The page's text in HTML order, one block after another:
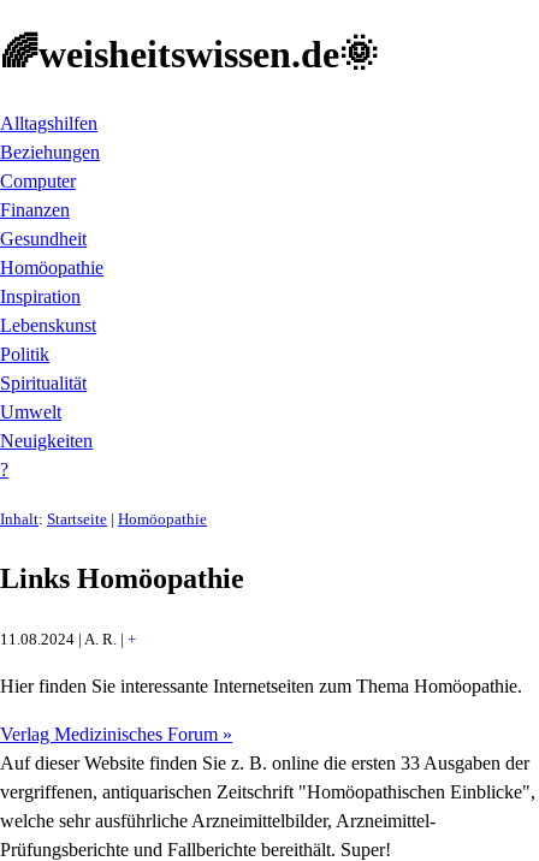
🌈weisheitswissen.de🌞
Alltagshilfen
Beziehungen
Computer
Finanzen
Gesundheit
Homöopathie
Inspiration
Lebenskunst
Politik
Spiritualität
Umwelt
Neuigkeiten
?
Inhalt: Startseite | Homöopathie
Links Homöopathie
11.08.2024 | A. R. | +
Hier finden Sie interessante Internetseiten zum Thema Homöopathie.
Verlag Medizinisches Forum »
Auf dieser Website finden Sie z. B. online die ersten 33 Ausgaben der
vergriffenen, antiquarischen Zeitschrift "Homöopathischen Einblicke",
welche sehr ausführliche Arzneimittelbilder, Arzneimittel-
Prüfungsberichte und Fallberichte bereithält. Super!